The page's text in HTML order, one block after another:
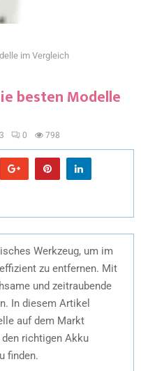
im Vergleich
besten Modelle
0 798
Werkzeug, um im
zu entfernen. Mit
und zeitraubende
In diesem Artikel
auf dem Markt
richtigen Akku
finden.